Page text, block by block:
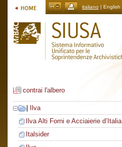
italiano | English
contrai l'albero
Ilva
Ilva Alti Forni e Acciaierie d’Italia
Italsider